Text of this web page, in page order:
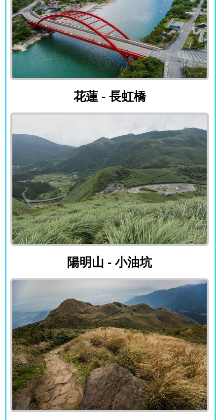
花蓮 - 長虹橋
花蓮 - 長虹橋
陽明山 - 小油坑
陽明山 - 小油坑
陽明山 - 遠眺七星山